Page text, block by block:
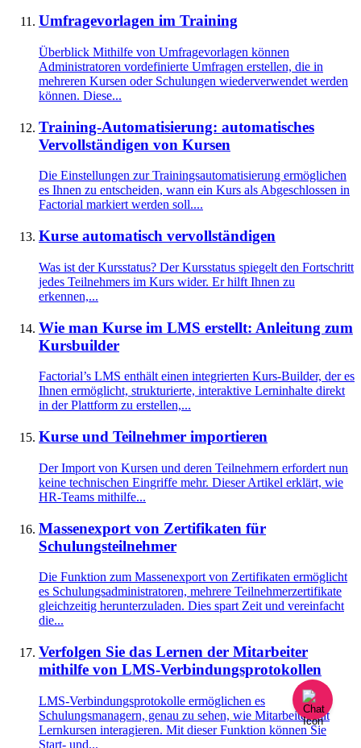
Umfragevorlagen im Training
Überblick Mithilfe von Umfragevorlagen können
Administratoren vordefinierte Umfragen erstellen, die in
mehreren Kursen oder Schulungen wiederverwendet werden
können. Diese...
Training-Automatisierung: automatisches
Vervollständigen von Kursen
Die Einstellungen zur Trainingsautomatisierung ermöglichen
es Ihnen zu entscheiden, wann ein Kurs als Abgeschlossen in
Factorial markiert werden soll....
Kurse automatisch vervollständigen
Was ist der Kursstatus? Der Kursstatus spiegelt den Fortschritt
jedes Teilnehmers im Kurs wider. Er hilft Ihnen zu
erkennen,...
Wie man Kurse im LMS erstellt: Anleitung zum
Kursbuilder
Factorial’s LMS enthält einen integrierten Kurs-Builder, der es
Ihnen ermöglicht, strukturierte, interaktive Lerninhalte direkt
in der Plattform zu erstellen,...
Kurse und Teilnehmer importieren
Der Import von Kursen und deren Teilnehmern erfordert nun
keine technischen Eingriffe mehr. Dieser Artikel erklärt, wie
HR-Teams mithilfe...
Massenexport von Zertifikaten für
Schulungsteilnehmer
Die Funktion zum Massenexport von Zertifikaten ermöglicht
es Schulungsadministratoren, mehrere Teilnehmerzertifikate
gleichzeitig herunterzuladen. Dies spart Zeit und vereinfacht
die...
Verfolgen Sie das Lernen der Mitarbeiter
mithilfe von LMS-Verbindungsprotokollen
LMS-Verbindungsprotokolle ermöglichen es
Schulungsmanagern, genau zu sehen, wie Mitarbeiter mit
Lernkursen interagieren. Mit dieser Funktion können Sie
Start- und...